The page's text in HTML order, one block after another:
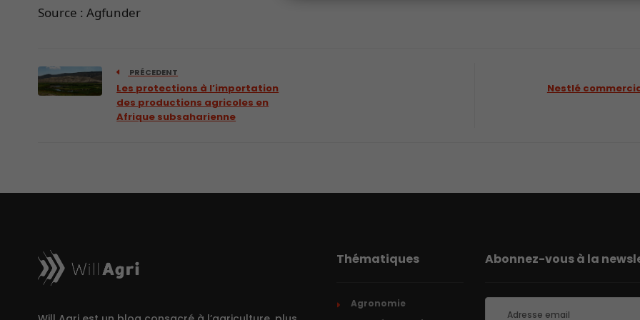
Source : Agfunder
PRÉCEDENT
Les protections à l’importation
des productions agricoles en
Afrique subsaharienne
Nestlé
Thématiques
Agronomie
Abonnez-vous à la